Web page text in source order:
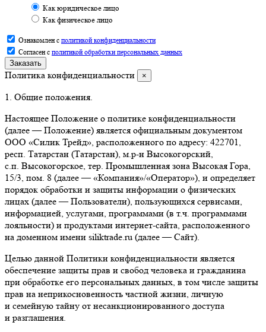
Как юридическое лицо
Как физическое лицо
Ознакомлен с политикой конфиденциальности
Согласен с политикой обработки персональных данных
Заказать
Политика конфиденциальности ×
1. Общие положения.
Настоящее Положение о политике конфиденциальности
(далее — Положение) является официальным документом
ООО «Силик Трейд», расположенного по адресу: 422701,
респ. Татарстан (Татарстан), м.р‑н Высокогорский,
с.п. Высокогорское, тер. Промышленная зона Высокая Гора,
15/3, пом. 8 (далее — «Компания»/«Оператор»), и определяет
порядок обработки и защиты информации о физических
лицах (далее — Пользователи), пользующихся сервисами,
информацией, услугами, программами (в т.ч. программами
лояльности) и продуктами интернет-сайта, расположенного
на доменном имени siliktrade.ru (далее — Сайт).
Целью данной Политики конфиденциальности является
обеспечение защиты прав и свобод человека и гражданина
при обработке его персональных данных, в том числе защиты
прав на неприкосновенность частной жизни, личную
и семейную тайну от несанкционированного доступа
и разглашения.